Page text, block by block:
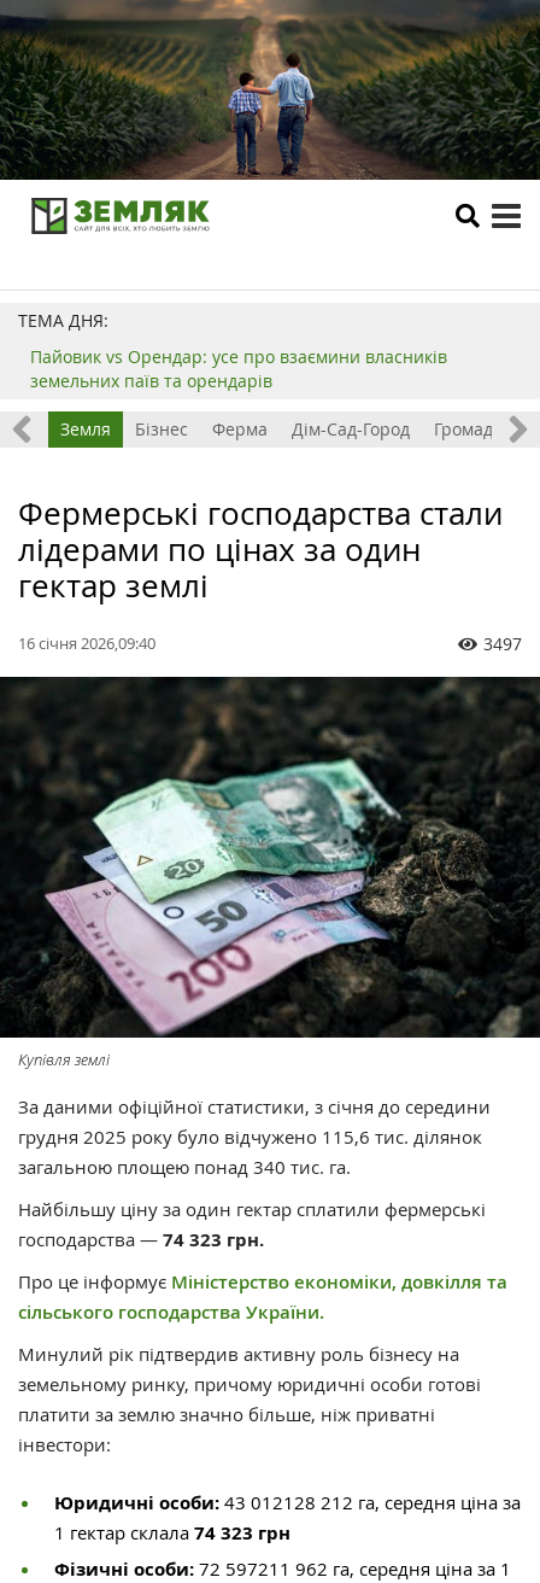
ТЕМА ДНЯ:
Пайовик vs Орендар: усе про взаємини власників
земельних паїв та орендарів
Все Земля Бізнес Ферма Дім-Сад-Город Громада
Фермерські господарства стали
лідерами по цінах за один
гектар землі
16 січня 2026,09:40 3497
Купівля землі
За даними офіційної статистики, з січня до середини
грудня 2025 року було відчужено 115,6 тис. ділянок
загальною площею понад 340 тис. га.
Найбільшу ціну за один гектар сплатили фермерські
господарства — 74 323 грн.
Про це інформує Міністерство економіки, довкілля та
сільського господарства України.
Минулий рік підтвердив активну роль бізнесу на
земельному ринку, причому юридичні особи готові
платити за землю значно більше, ніж приватні
інвестори:
Юридичні особи: 43 012128 212 га, середня ціна за
1 гектар склала 74 323 грн
Фізичні особи: 72 597211 962 га, середня ціна за 1